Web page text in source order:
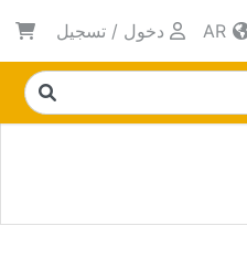
دخول / تسجيل